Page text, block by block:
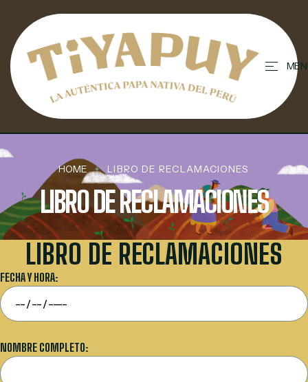
HOME LIBRO DE RECLAMACIONES
LIBRO DE RECLAMACIONES
LIBRO DE RECLAMACIONES
FECHA Y HORA:
NOMBRE COMPLETO: